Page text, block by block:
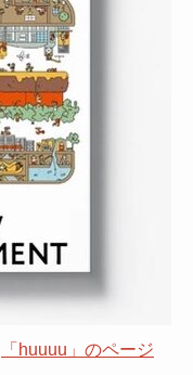
「huuuu」のページ